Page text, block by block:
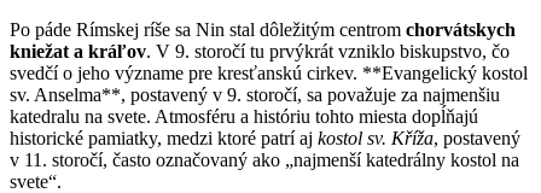
Po páde Rímskej ríše sa Nin stal dôležitým centrom chorvátskych
kniežat a kráľov. V 9. storočí tu prvýkrát vzniklo biskupstvo, čo
svedčí o jeho význame pre kresťanskú cirkev. **Evangelický kostol
sv. Anselma**, postavený v 9. storočí, sa považuje za najmenšiu
katedralu na svete. Atmosféru a históriu tohto miesta dopĺňajú
historické pamiatky, medzi ktoré patrí aj kostol sv. Kříža, postavený
v 11. storočí, často označovaný ako „najmenší katedrálny kostol na
svete“.